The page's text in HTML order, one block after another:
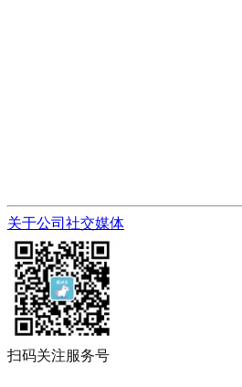
关于公司 社交媒体
扫码关注服务号